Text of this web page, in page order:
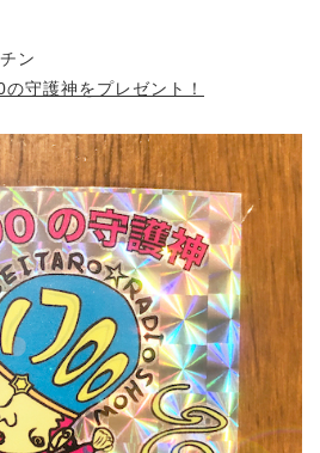
ン
守護神をプレゼント！